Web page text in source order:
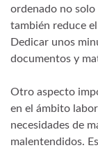
ordenado no
también reduce
Dedicar unos
documentos y
Otro aspecto
en el ámbito
necesidades de
malentendidos.